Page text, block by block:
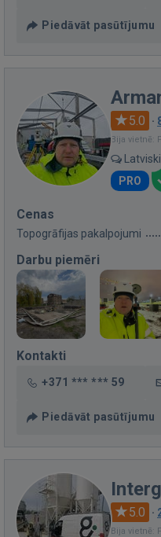
Piedāvāt pasūtījumu
5.0 ·
Bija vietnē:
PRO
Cenas
Topogrāfijas pakalpojumi
Darbu piemēri
Kontakti
+371 *** *** 59
Piedāvāt pasūtījumu
5.0 ·
Bija vietnē: